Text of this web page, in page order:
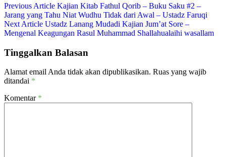
Navigasi
pos
Previous Article Kajian Kitab Fathul Qorib – Buku Saku #2 –
Jarang yang Tahu Niat Wudhu Tidak dari Awal – Ustadz Faruqi
Next Article Ustadz Lanang Mudadi Kajian Jum’at Sore –
Mengenal Keagungan Rasul Muhammad Shallahualaihi wasallam
Tinggalkan Balasan
Alamat email Anda tidak akan dipublikasikan. Ruas yang wajib
ditandai *
Komentar *